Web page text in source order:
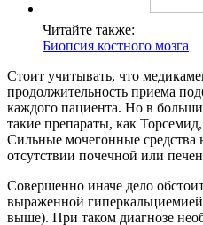
Читайте также:
Биопсия костного мозга
Стоит учитывать, что
продолжительность приема
каждого пациента. Но в
такие препараты, как
Сильные мочегонные средства
отсутствии почечной или
Совершенно иначе дело
выраженной
выше). При таком диагнозе